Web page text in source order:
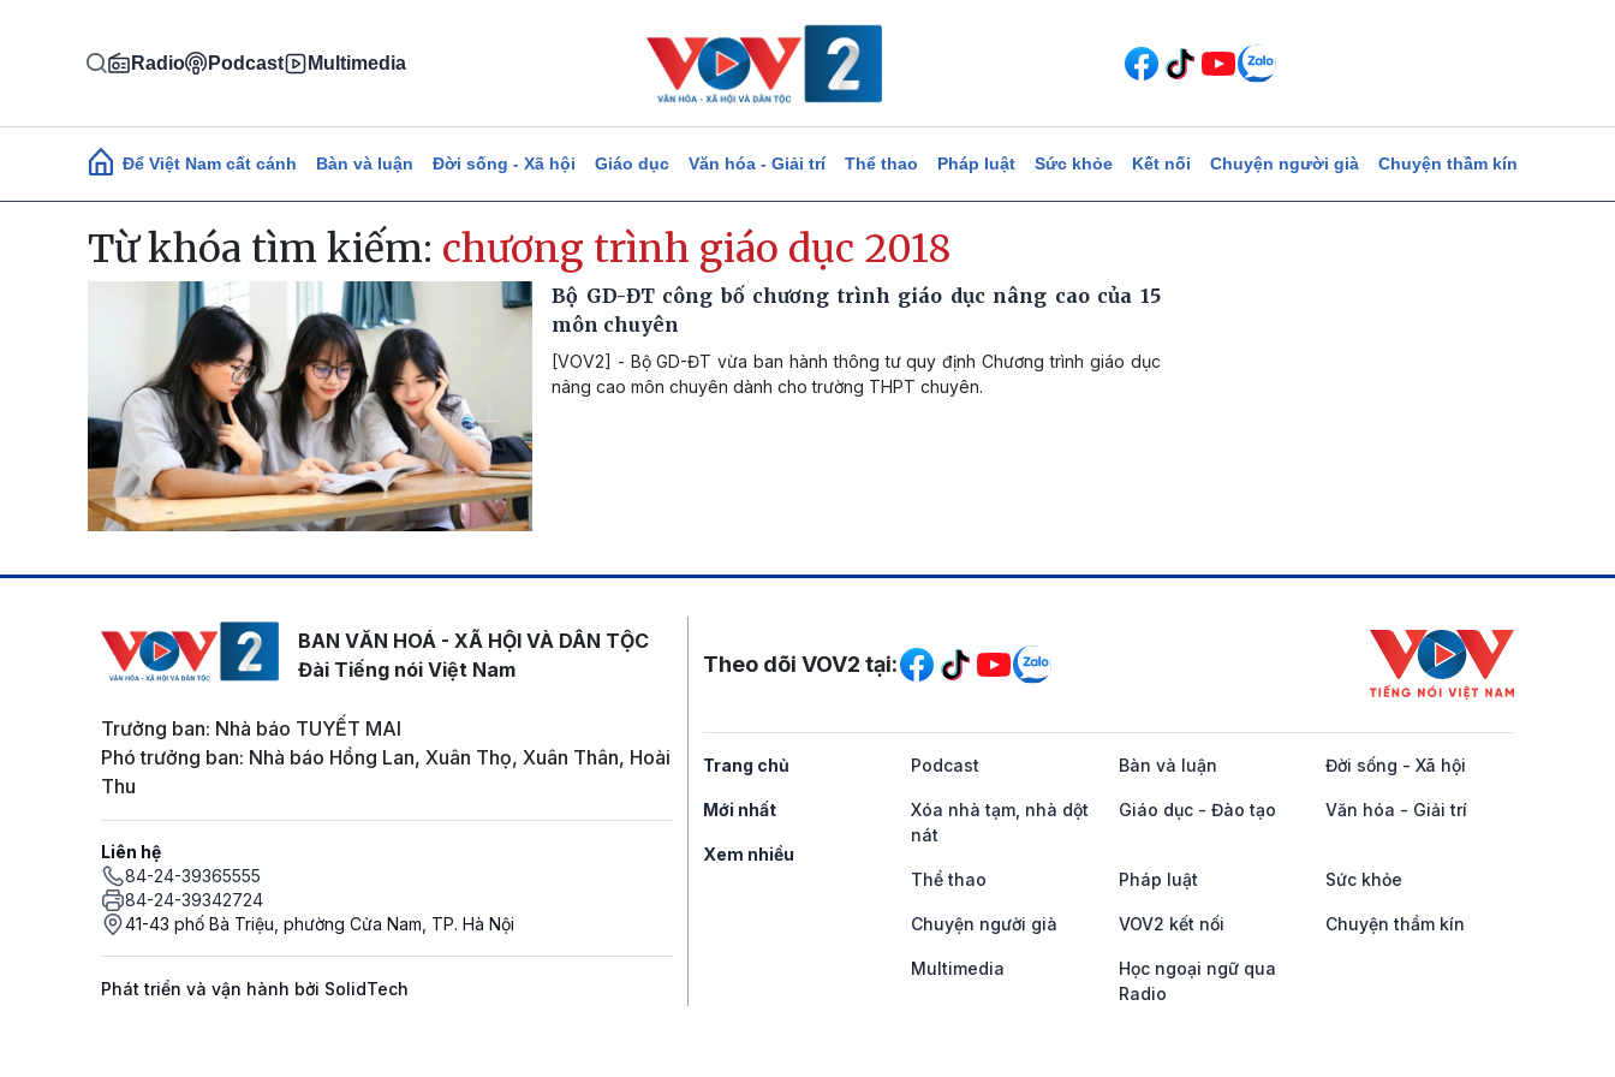
Radio Podcast Multimedia
Main navigation
Để Việt Nam cất cánh Bàn và luận Đời sống - Xã hội Giáo dục Văn hóa - Giải trí Thể thao Pháp luật Sức khỏe Kết nối Chuyện người già Chuyện thầm kín
Từ khóa tìm kiếm: chương trình giáo dục 2018
Bộ GD-ĐT công bố chương trình giáo dục nâng cao của 15
môn chuyên
[VOV2] - Bộ GD-ĐT vừa ban hành thông tư quy định Chương trình giáo dục
nâng cao môn chuyên dành cho trường THPT chuyên.
BAN VĂN HOÁ - XÃ HỘI VÀ DÂN TỘC
Đài Tiếng nói Việt Nam
Trưởng ban: Nhà báo TUYẾT MAI
Phó trưởng ban: Nhà báo Hồng Lan, Xuân Thọ, Xuân Thân, Hoài
Thu
Liên hệ
84-24-39365555
84-24-39342724
41-43 phố Bà Triệu, phường Cửa Nam, TP. Hà Nội
Phát triển và vận hành bởi SolidTech
Mạng xã hội
Theo dõi VOV2 tại:
Trang chủ
Mới nhất
Xem nhiều
Podcast Bàn và luận Đời sống - Xã hội
Xóa nhà tạm, nhà dột
nát
Giáo dục - Đào tạo Văn hóa - Giải trí
Thể thao Pháp luật Sức khỏe
Chuyện người già VOV2 kết nối Chuyện thầm kín
Multimedia
Học ngoại ngữ qua
Radio